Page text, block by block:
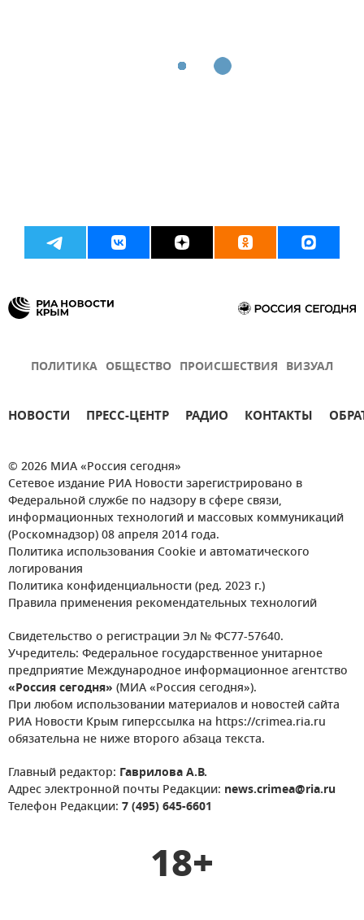
ПОЛИТИКА ОБЩЕСТВО ПРОИСШЕСТВИЯ ВИЗУАЛ
НОВОСТИ ПРЕСС-ЦЕНТР РАДИО КОНТАКТЫ
© 2026 МИА «Россия сегодня»
Сетевое издание РИА Новости зарегистрировано в
Федеральной службе по надзору в сфере связи,
информационных технологий и массовых коммуникаций
(Роскомнадзор) 08 апреля 2014 года.
Политика использования Cookie и автоматического
логирования
Политика конфиденциальности (ред. 2023 г.)
Правила применения рекомендательных технологий
Свидетельство о регистрации Эл № ФС77-57640.
Учредитель: Федеральное государственное унитарное
предприятие Международное информационное агентство
«Россия сегодня» (МИА «Россия сегодня»).
При любом использовании материалов и новостей сайта
РИА Новости Крым гиперссылка на https://crimea.ria.ru
обязательна не ниже второго абзаца текста.
Главный редактор: Гаврилова А.В.
Адрес электронной почты Редакции: news.crimea@ria.ru
Телефон Редакции: 7 (495) 645-6601
18+